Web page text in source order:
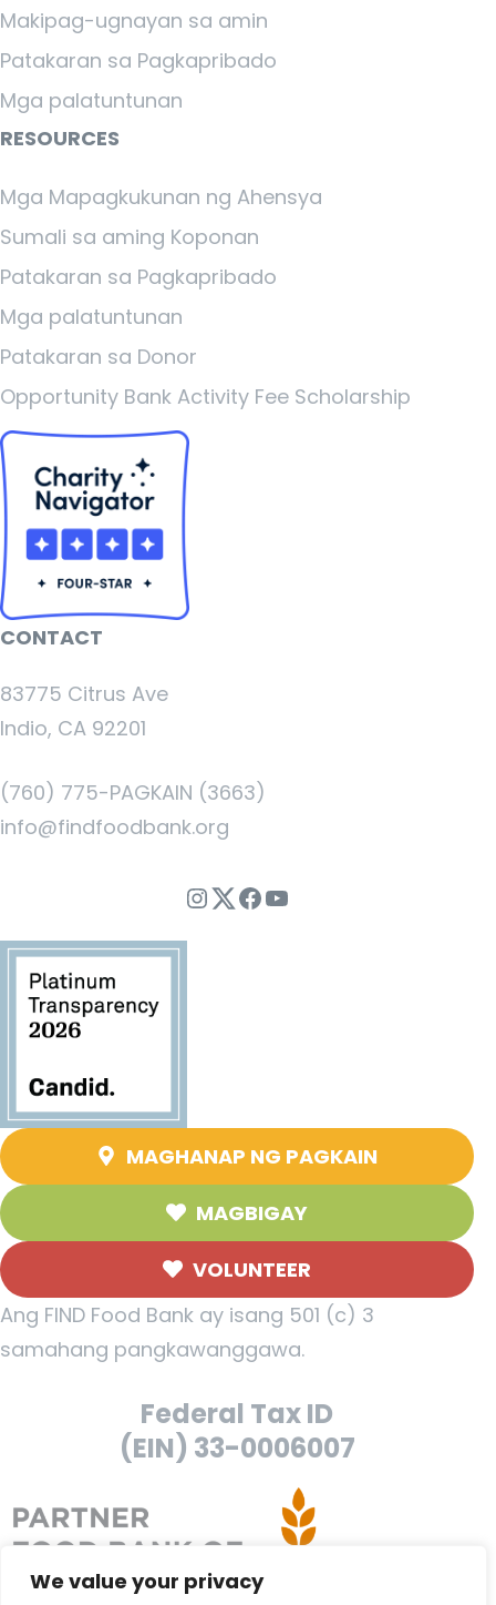
We value your privacy
Makipag-ugnayan sa amin
Patakaran sa Pagkapribado
Mga palatuntunan
RESOURCES
Mga Mapagkukunan ng Ahensya
Sumali sa aming Koponan
Patakaran sa Pagkapribado
Mga palatuntunan
Patakaran sa Donor
Opportunity Bank Activity Fee Scholarship
CONTACT
83775 Citrus Ave
Indio, CA 92201
(760) 775-PAGKAIN (3663)
info@findfoodbank.org
Instagram
Twitter
Facebook
YouTube
MAGHANAP NG PAGKAIN
MAGBIGAY
VOLUNTEER
Ang FIND Food Bank ay isang 501 (c) 3
samahang pangkawanggawa.
Federal Tax ID
(EIN) 33-0006007